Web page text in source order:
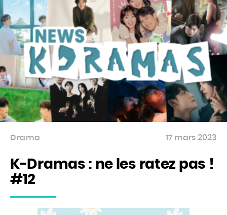
Drama
K-Dramas : ne les ratez pas !
#12
17 mars 2023